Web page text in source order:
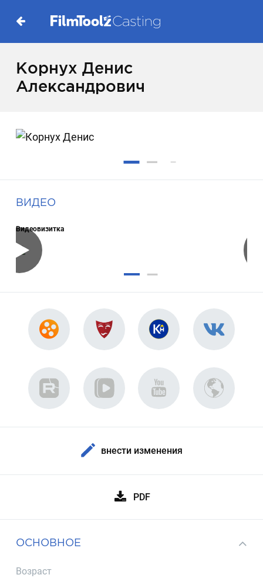
Корнух Денис
Александрович
ВИДЕО
Видеовизитка
внести изменения
PDF
ОСНОВНОЕ
Возраст